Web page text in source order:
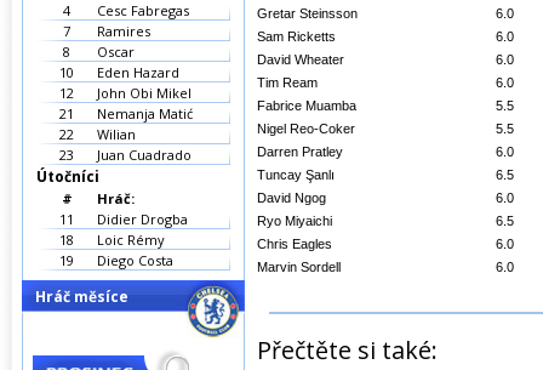
Gretar Steinsson
6.0
Sam Ricketts
6.0
David Wheater
6.0
Tim Ream
6.0
Fabrice Muamba
5.5
Nigel Reo-Coker
5.5
Darren Pratley
6.0
Tuncay Şanlı
6.5
David Ngog
6.0
Ryo Miyaichi
6.5
Chris Eagles
6.0
Marvin Sordell
6.0
Přečtěte si také:
4
Cesc Fabregas
7
Ramires
8
Oscar
10
Eden Hazard
12
John Obi Mikel
21
Nemanja Matić
22
Wilian
23
Juan Cuadrado
Útočníci
#
Hráč:
11
Didier Drogba
18
Loic Rémy
19
Diego Costa
Hráč měsíce